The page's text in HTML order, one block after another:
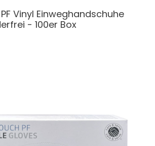
PF Vinyl Einweghandschuhe
- 100er Box